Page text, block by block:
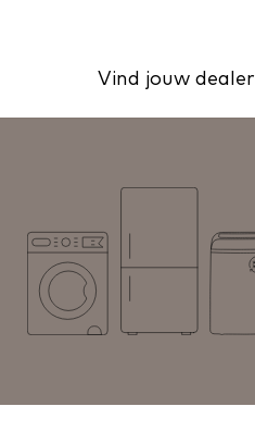
Vind jouw dealer